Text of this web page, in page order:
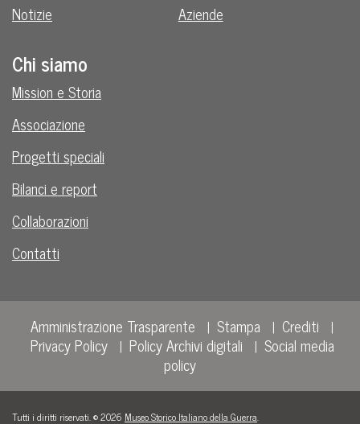
Notizie
Aziende
Chi siamo
Mission e Storia
Associazione
Progetti speciali
Bilanci e report
Collaborazioni
Contatti
Amministrazione Trasparente Stampa
Crediti
Privacy Policy
Policy Archivi digitali
Social media
policy
Tutti i diritti riservati. © 2026 Museo Storico Italiano della Guerra.